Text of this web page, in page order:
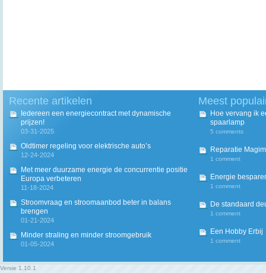
Recente artikelen
Iedereen een energiecontract met dynamische
prijzen!
03-31-2025
Oldtimer regeling voor elektrische auto’s
12-24-2024
Met meer duurzame energie de concurrentie positie
Europa verbeteren
11-18-2024
Stroomvraag en stroomaanbod beter in balans
brengen
01-21-2024
Minder straling en minder stroomgebruik
01-05-2024
Meest
Hoe vervang ik
spaarlamp
5 comments
Reparatie
1 comment
Energie
1 comment
De standaard
1 comment
Een Hobby Erbij
1 comment
Versie 1.10.1